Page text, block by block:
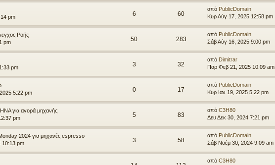
pm 6 60
από PublicDomain
Κυρ Αύγ 17, 2025 12:58 pm
Ροής
pm 50 283
από PublicDomain
Σάβ Αύγ 16, 2025 9:00 pm
pm 3 32
από Dimitrar
Παρ Φεβ 21, 2025 10:09 am
5:22 pm 0 17
από PublicDomain
Κυρ Ιαν 19, 2025 5:22 pm
για αγορά μηχανής
pm 5 83
από C3H80
Δευ Δεκ 30, 2024 7:21 pm
2024 για μηχανές espresso
10:13 pm 3 58
από PublicDomain
Σάβ Νοέμ 30, 2024 9:09 am
από C3H80